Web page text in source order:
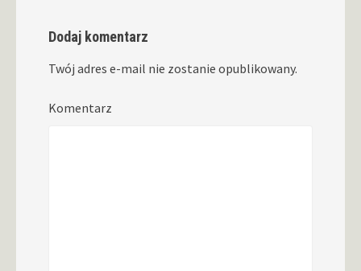
Dodaj komentarz
Twój adres e-mail nie zostanie opublikowany.
Komentarz